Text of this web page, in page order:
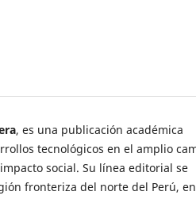
, es una publicación académica
tecnológicos en el amplio
social. Su línea editorial se
fronteriza del norte del Perú, en